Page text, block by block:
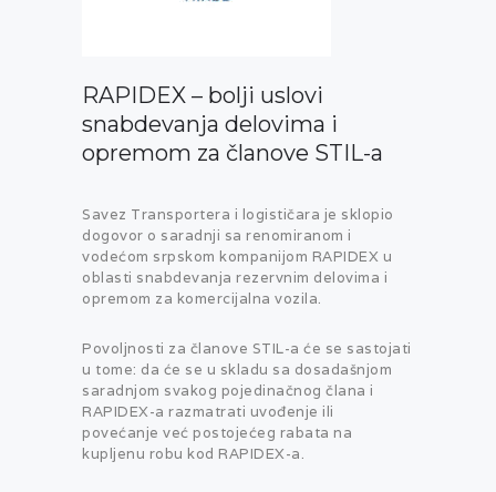
RAPIDEX – bolji uslovi
snabdevanja delovima i
opremom za članove STIL-a
Savez Transportera i logističara je sklopio
dogovor o saradnji sa renomiranom i
vodećom srpskom kompanijom RAPIDEX u
oblasti snabdevanja rezervnim delovima i
opremom za komercijalna vozila.
Povoljnosti za članove STIL-a će se sastojati
u tome: da će se u skladu sa dosadašnjom
saradnjom svakog pojedinačnog člana i
RAPIDEX-a razmatrati uvođenje ili
povećanje već postojećeg rabata na
kupljenu robu kod RAPIDEX-a.